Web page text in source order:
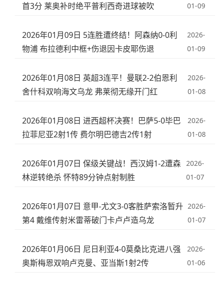
首3分 莱奥补时绝平普利西奇进球被吹
01-09
2026年01月09日 5连胜遭终结！阿森纳0-0利
物浦 布拉德利中框+伤退因卡皮耶伤退
2026-
01-09
2026年01月08日 英超3连平！曼联2-2伯恩利
舍什科双响海文乌龙 弗莱彻无缘开门红
2026-
01-08
2026年01月08日 进西超杯决赛！巴萨5-0毕巴
拉菲尼亚2射1传 费尔明巴德吉2传1射
2026-
01-08
2026年01月07日 保级关键战！西汉姆1-2遭森
林逆转绝杀 怀特89分钟点射制胜
2026-
01-07
2026年01月07日 意甲-尤文3-0客胜萨索洛暂升
第4 戴维传射米雷蒂破门卡卢卢造乌龙
2026-
01-07
2026年01月06日 尼日利亚4-0莫桑比克进八强
奥斯梅恩双响卢克曼、亚当斯1射2传
2026-
01-06